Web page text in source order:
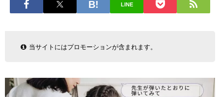
LINE
当サイトにはプロモーションが含まれます。